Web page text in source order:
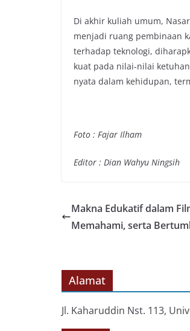
Di akhir kuliah umum,
menjadi ruang pembinaan
terhadap teknologi,
kuat pada nilai-nilai
nyata dalam kehidupan,
Foto : Fajar Ilham
Editor : Dian Wahyu Ningsih
Makna Edukatif dalam
Memahami, serta
Alamat
Jl. Kaharuddin Nst. 113,